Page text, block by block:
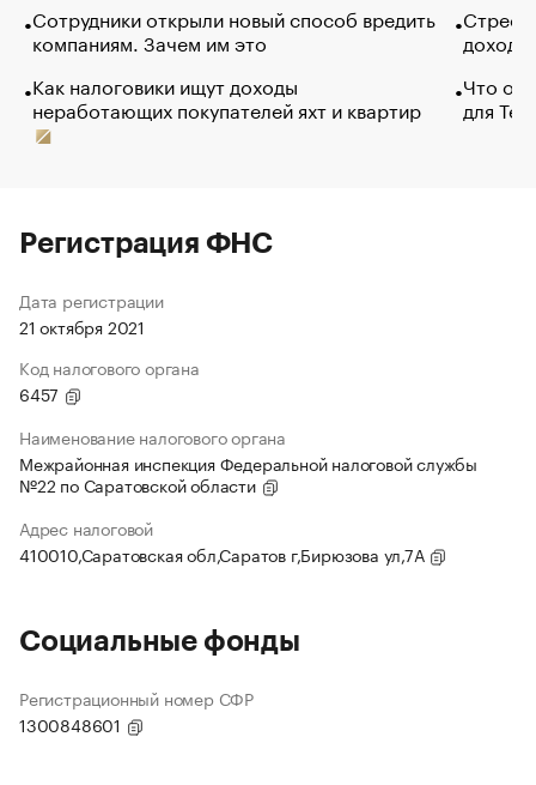
Сотрудники открыли новый способ вредить
компаниям. Зачем им это
Как налоговики ищут доходы
неработающих покупателей яхт и квартир
Что
для
Регистрация ФНС
Дата регистрации
21 октября 2021
Код налогового органа
6457
Наименование налогового органа
Межрайонная инспекция Федеральной налоговой службы
№22 по Саратовской области
Адрес налоговой
410010,Саратовская обл,Саратов г,Бирюзова ул,7А
Социальные фонды
Регистрационный номер СФР
1300848601